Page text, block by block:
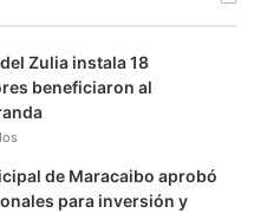
g
r
a
m
r
a
k
Zulia instala 18
beneficiaron al
de Maracaibo aprobó
para inversión y